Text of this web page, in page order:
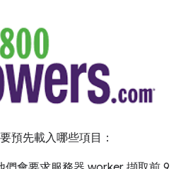
預先載入哪些項目：